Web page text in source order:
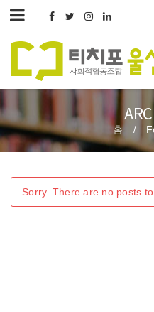
홈 /
Sorry. There are no posts